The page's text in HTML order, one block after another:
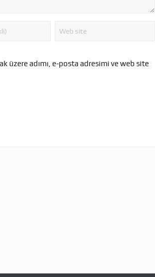
üzere adımı, e-posta adresimi ve web site